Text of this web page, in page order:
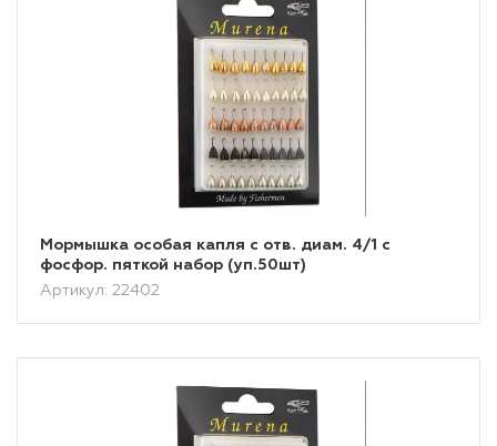
Мормышка особая капля с отв. диам. 4/1 с
фосфор. пяткой набор (уп.50шт)
Артикул: 22402